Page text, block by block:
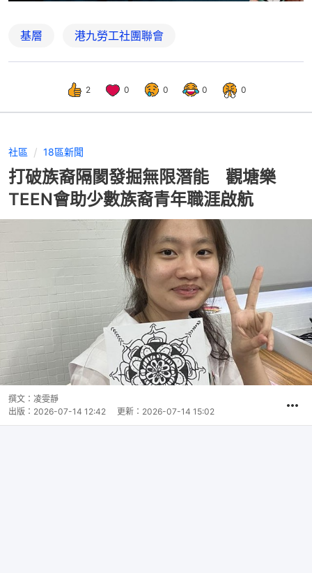
基層 港九勞工社團聯會
2 0 0 0 0
社區 18區新聞
打破族裔隔閡發掘無限潛能 觀塘樂
TEEN會助少數族裔青年職涯啟航
撰文： 凌雯靜
出版： 2026-07-14 12:42 更新： 2026-07-14 15:02